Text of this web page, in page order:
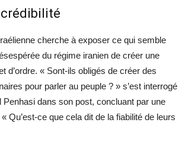
crédibilité
cherche à exposer ce qui semble
du régime iranien de créer une
d’ordre. « Sont-ils obligés de créer des
pour parler au peuple ? » s’est interrogé
Penhasi dans son post, concluant par une
Qu’est-ce que cela dit de la fiabilité de leurs